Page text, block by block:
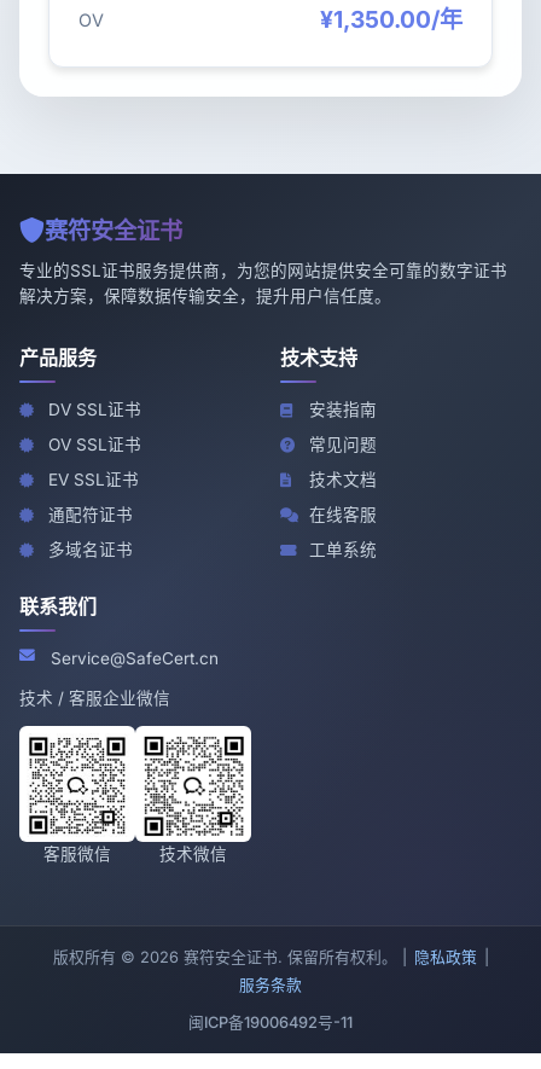
OV ¥1,350.00/年
赛符安全证书
专业的SSL证书服务提供商，为您的网站提供安全可靠的数字证书
解决方案，保障数据传输安全，提升用户信任度。
产品服务
DV SSL证书
OV SSL证书
EV SSL证书
通配符证书
多域名证书
技术支持
安装指南
常见问题
技术文档
在线客服
工单系统
联系我们
Service@SafeCert.cn
技术 / 客服企业微信
客服微信 技术微信
版权所有 © 2026 赛符安全证书. 保留所有权利。 | 隐私政策
服务条款
闽ICP备19006492号-11